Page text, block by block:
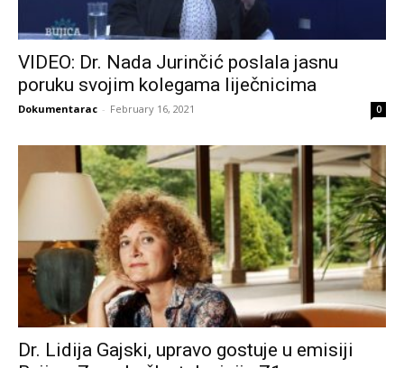
VIDEO: Dr. Nada Jurinčić poslala jasnu
poruku svojim kolegama liječnicima
Dokumentarac - February 16, 2021 0
Dr. Lidija Gajski, upravo gostuje u emisiji